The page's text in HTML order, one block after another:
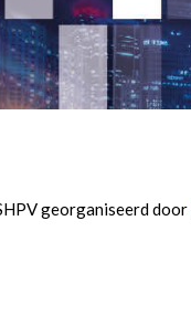
georganiseerd door